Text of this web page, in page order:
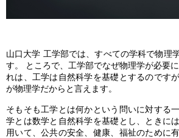
山口大学 工学部では、すべての学科で物理
す。 ところで、工学部でなぜ物理学が必要
れは、工学は自然科学を基礎とするのです
が物理学だからと言えます。
そもそも工学とは何かという問いに対する
学とは数学と自然科学を基礎とし、ときに
用いて、公共の安全、健康、福祉のために